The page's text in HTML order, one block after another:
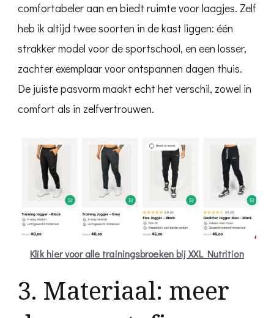
comfortabeler aan en biedt ruimte voor laagjes. Zelf
heb ik altijd twee soorten in de kast liggen: één
strakker model voor de sportschool, en een losser,
zachter exemplaar voor ontspannen dagen thuis.
De juiste pasvorm maakt echt het verschil, zowel in
comfort als in zelfvertrouwen.
Klik hier voor alle trainingsbroeken bij XXL Nutrition
3. Materiaal: meer